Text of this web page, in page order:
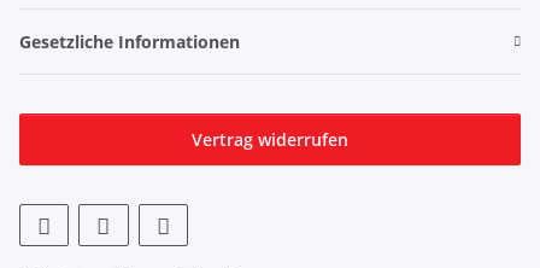
Gesetzliche Informationen
Vertrag widerrufen